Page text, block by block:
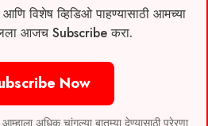
विशेष व्हिडिओ पाहण्यासाठी आमच्या
आजच Subscribe करा.
Now
अधिक चांगल्या बातम्या देण्यासाठी प्रेरणा